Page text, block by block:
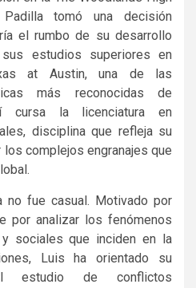
tomó una decisión
el rumbo de su desarrollo
sus estudios superiores en
at Austin, una de las
más reconocidas de
cursa la licenciatura en
disciplina que refleja su
complejos engranajes que
no fue casual. Motivado por
por analizar los fenómenos
sociales que inciden en la
Luis ha orientado su
estudio de conflictos